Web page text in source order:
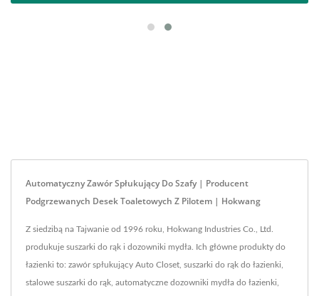
Automatyczny Zawór Spłukujący Do Szafy | Producent
Podgrzewanych Desek Toaletowych Z Pilotem | Hokwang
Z siedzibą na Tajwanie od 1996 roku, Hokwang Industries Co., Ltd.
produkuje suszarki do rąk i dozowniki mydła. Ich główne produkty do
łazienki to: zawór spłukujący Auto Closet, suszarki do rąk do łazienki,
stalowe suszarki do rąk, automatyczne dozowniki mydła do łazienki,